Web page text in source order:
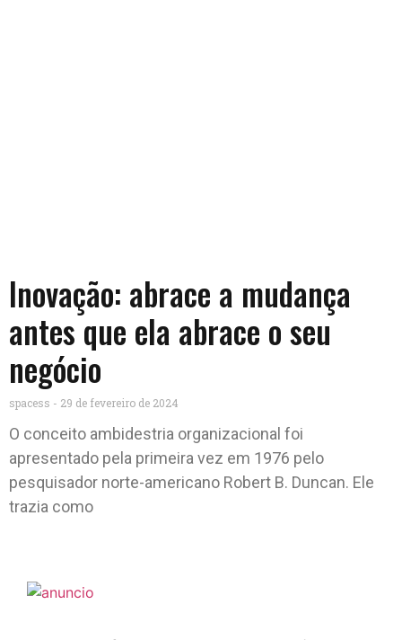
Inovação: abrace a mudança
antes que ela abrace o seu
negócio
spacess 29 de fevereiro de 2024
O conceito ambidestria organizacional foi
apresentado pela primeira vez em 1976 pelo
pesquisador norte-americano Robert B. Duncan. Ele
trazia como